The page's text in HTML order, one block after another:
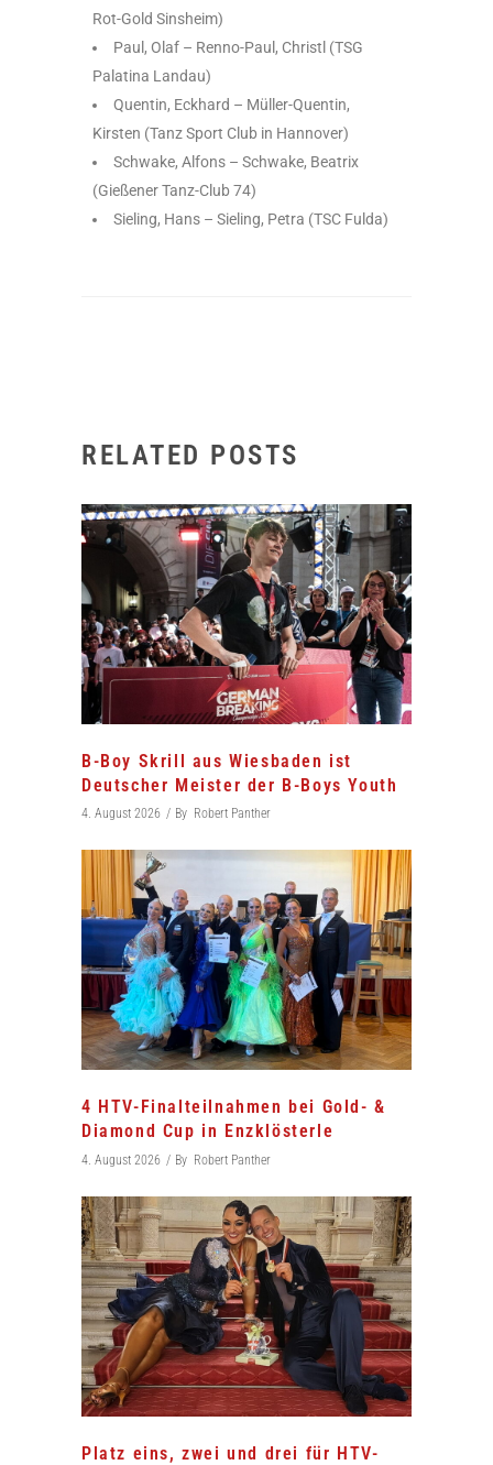
Rot-Gold Sinsheim)
Paul, Olaf – Renno-Paul, Christl (TSG
Palatina Landau)
Quentin, Eckhard – Müller-Quentin,
Kirsten (Tanz Sport Club in Hannover)
Schwake, Alfons – Schwake, Beatrix
(Gießener Tanz-Club 74)
Sieling, Hans – Sieling, Petra (TSC Fulda)
RELATED POSTS
B-Boy Skrill aus Wiesbaden ist
Deutscher Meister der B-Boys Youth
4. August 2026 By Robert Panther
4 HTV-Finalteilnahmen bei Gold- &
Diamond Cup in Enzklösterle
4. August 2026 By Robert Panther
Platz eins, zwei und drei für HTV-